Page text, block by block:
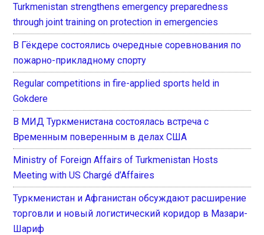
Turkmenistan strengthens emergency preparedness
through joint training on protection in emergencies
В Гёкдере состоялись очередные соревнования по
пожарно-прикладному спорту
Regular competitions in fire-applied sports held in
Gokdere
В МИД Туркменистана состоялась встреча с
Временным поверенным в делах США
Ministry of Foreign Affairs of Turkmenistan Hosts
Meeting with US Chargé d’Affaires
Туркменистан и Афганистан обсуждают расширение
торговли и новый логистический коридор в Мазари-
Шариф